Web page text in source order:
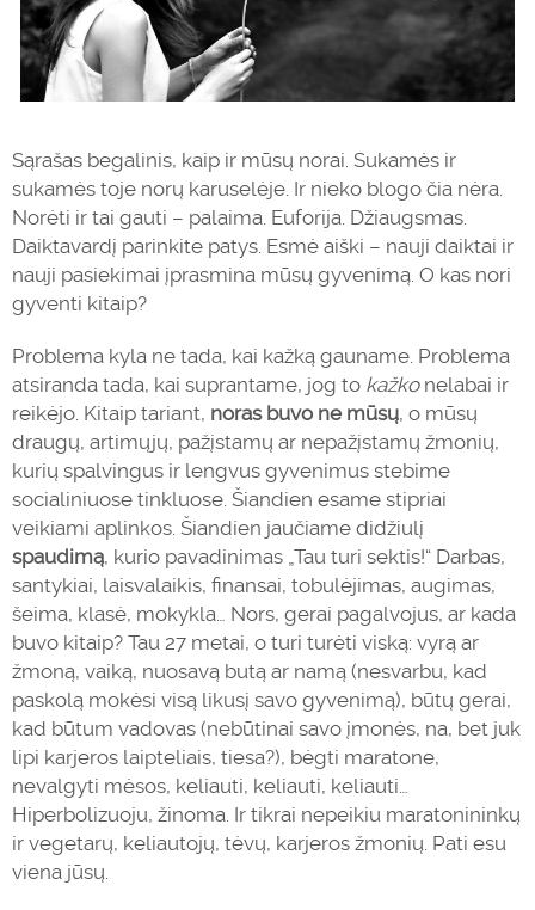
Sąrašas begalinis, kaip ir mūsų norai. Sukamės ir
sukamės toje norų karuselėje. Ir nieko blogo čia nėra.
Norėti ir tai gauti – palaima. Euforija. Džiaugsmas.
Daiktavardį parinkite patys. Esmė aiški – nauji daiktai ir
nauji pasiekimai įprasmina mūsų gyvenimą. O kas nori
gyventi kitaip?
Problema kyla ne tada, kai kažką gauname. Problema
atsiranda tada, kai suprantame, jog to kažko nelabai ir
reikėjo. Kitaip tariant, noras buvo ne mūsų, o mūsų
draugų, artimųjų, pažįstamų ar nepažįstamų žmonių,
kurių spalvingus ir lengvus gyvenimus stebime
socialiniuose tinkluose. Šiandien esame stipriai
veikiami aplinkos. Šiandien jaučiame didžiulį
spaudimą, kurio pavadinimas „Tau turi sektis!“ Darbas,
santykiai, laisvalaikis, finansai, tobulėjimas, augimas,
šeima, klasė, mokykla… Nors, gerai pagalvojus, ar kada
buvo kitaip? Tau 27 metai, o turi turėti viską: vyrą ar
žmoną, vaiką, nuosavą butą ar namą (nesvarbu, kad
paskolą mokėsi visą likusį savo gyvenimą), būtų gerai,
kad būtum vadovas (nebūtinai savo įmonės, na, bet juk
lipi karjeros laipteliais, tiesa?), bėgti maratone,
nevalgyti mėsos, keliauti, keliauti, keliauti…
Hiperbolizuoju, žinoma. Ir tikrai nepeikiu maratonininkų
ir vegetarų, keliautojų, tėvų, karjeros žmonių. Pati esu
viena jūsų.